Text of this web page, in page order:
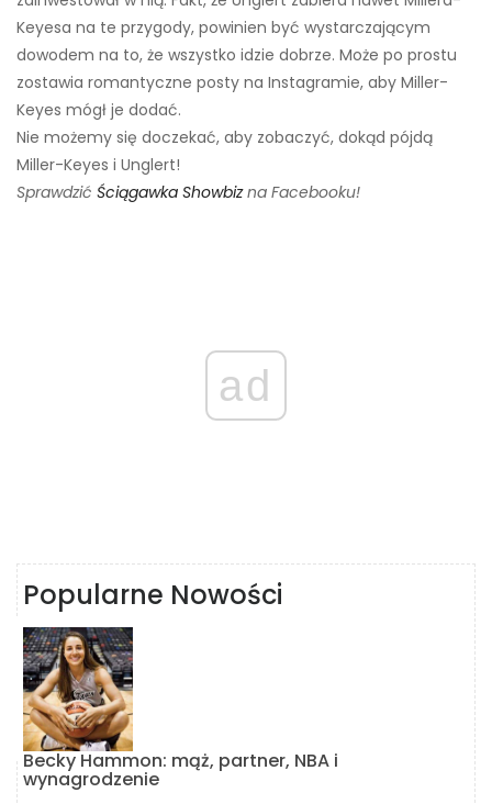
Keyesa na te przygody, powinien być wystarczającym
dowodem na to, że wszystko idzie dobrze. Może po prostu
zostawia romantyczne posty na Instagramie, aby Miller-
Keyes mógł je dodać.
Nie możemy się doczekać, aby zobaczyć, dokąd pójdą
Miller-Keyes i Unglert!
Sprawdzić Ściągawka Showbiz na Facebooku!
ad
Popularne Nowości
Becky Hammon: mąż, partner, NBA i
wynagrodzenie